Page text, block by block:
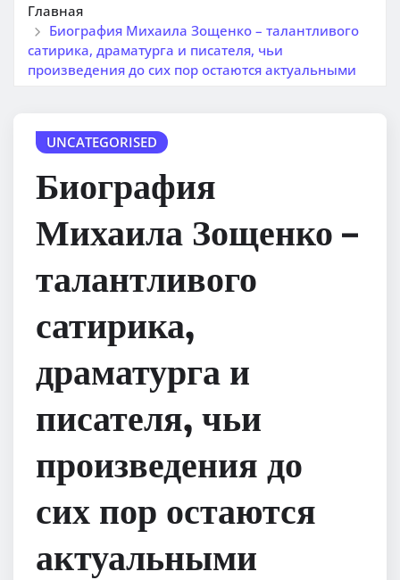
Главная
Биография Михаила Зощенко – талантливого
сатирика, драматурга и писателя, чьи
произведения до сих пор остаются актуальными
UNCATEGORISED
Биография
Михаила Зощенко –
талантливого
сатирика,
драматурга и
писателя, чьи
произведения до
сих пор остаются
актуальными